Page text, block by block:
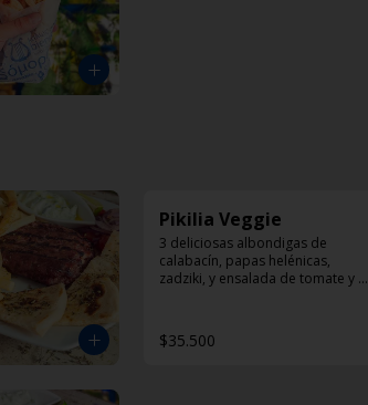
Pikilia Veggie
3 deliciosas albondigas de
calabacín, papas helénicas,
zadziki, y ensalada de tomate y
$35.500